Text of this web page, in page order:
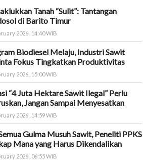
Tanah “Sulit”: Tantangan
di Barito Timur
2026 , 14:40 WIB
Biodiesel Melaju, Industri Sawit
Fokus Tingkatkan Produktivitas
2026 , 15:00 WIB
“4 Juta Hektare Sawit Ilegal” Perlu
Jangan Sampai Menyesatkan
2026 , 14:59 WIB
Gulma Musuh Sawit, Peneliti PPKS
Mana yang Harus Dikendalikan
2026 , 06:55 WIB